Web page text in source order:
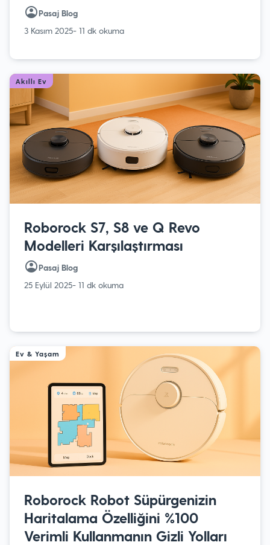
Pasaj Blog
3 Kasım 2025- 11 dk okuma
Akıllı Ev
Roborock S7, S8 ve Q Revo
Modelleri Karşılaştırması
Pasaj Blog
25 Eylül 2025- 11 dk okuma
Ev & Yaşam
Roborock Robot Süpürgenizin
Haritalama Özelliğini %100
Verimli Kullanmanın Gizli Yolları